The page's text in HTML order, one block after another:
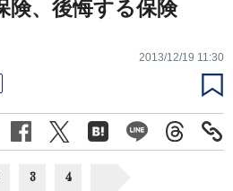
険、後悔する保険
2013/12/19 11:30
3 4